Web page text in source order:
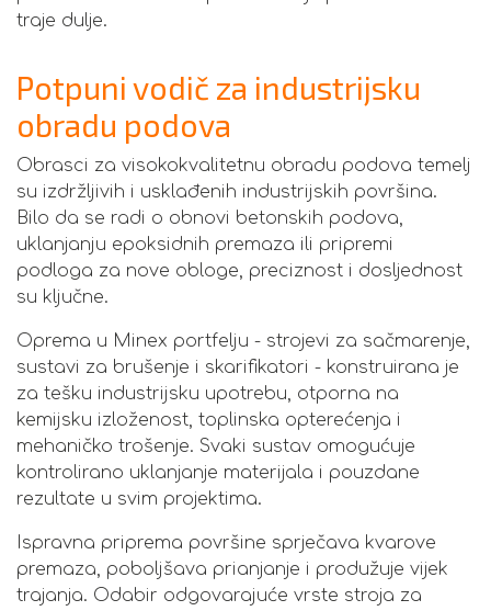
traje dulje.
Potpuni vodič za industrijsku
obradu podova
Obrasci za visokokvalitetnu obradu podova temelj
su izdržljivih i usklađenih industrijskih površina.
Bilo da se radi o obnovi betonskih podova,
uklanjanju epoksidnih premaza ili pripremi
podloga za nove obloge, preciznost i dosljednost
su ključne.
Oprema u Minex portfelju - strojevi za sačmarenje,
sustavi za brušenje i skarifikatori - konstruirana je
za tešku industrijsku upotrebu, otporna na
kemijsku izloženost, toplinska opterećenja i
mehaničko trošenje. Svaki sustav omogućuje
kontrolirano uklanjanje materijala i pouzdane
rezultate u svim projektima.
Ispravna priprema površine sprječava kvarove
premaza, poboljšava prianjanje i produžuje vijek
trajanja. Odabir odgovarajuće vrste stroja za